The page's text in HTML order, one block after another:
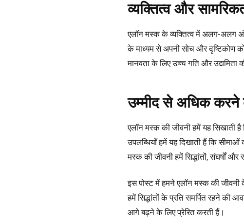
व्यक्तित्व और
एलॉन मस्क के व्यक्तित्व में अलग-अलग
के माध्यम से अपनी सोच और दृष्टिकोण
मानवता के लिए उच्च गति और उद्यमिता
उम्मीद से अधिक करने
एलॉन मस्क की जीवनी हमें यह
उपलब्धियाँ हमें यह दिखाती हैं कि
मस्क की जीवनी हमें सिद्धांतों, संघर्षों और
इस पोस्ट में हमने एलॉन मस्क की जीवनी
हमें सिद्धांतों के प्रति समर्पित रहने की
आगे बढ़ने के लिए प्रेरित करती हैं।